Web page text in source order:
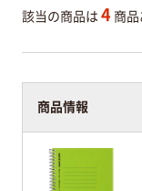
該当の商品は 4 商
商品情報